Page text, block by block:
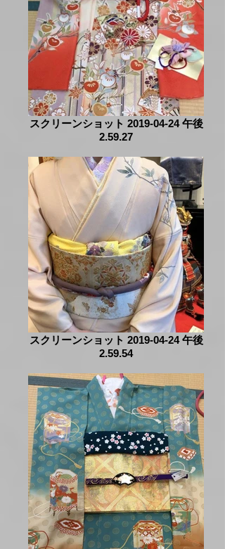
スクリーンショット 2019-04-24 午後
2.59.27
スクリーンショット 2019-04-24 午後
2.59.54